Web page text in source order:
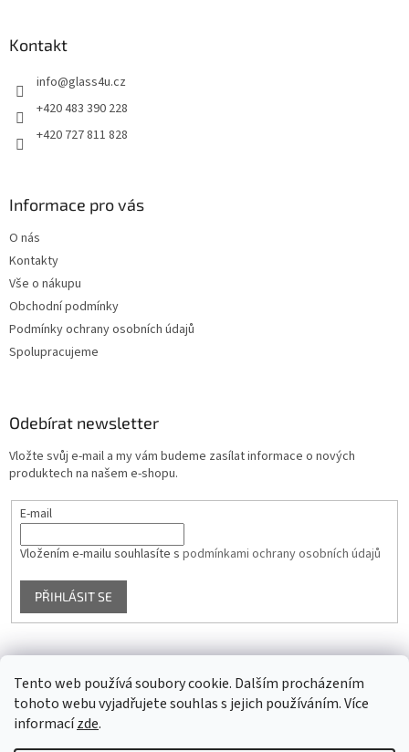
Tento web používá soubory cookie. Dalším procházením
tohoto webu vyjadřujete souhlas s jejich používáním. Více
informacízde.
Kontakt
info@glass4u.cz
+420 483 390 228
+420 727 811 828
Informace pro vás
O nás
Kontakty
Vše o nákupu
Obchodní podmínky
Podmínky ochrany osobních údajů
Spolupracujeme
Odebírat newsletter
Vložte svůj e-mail a my vám budeme zasílat informace o nových
produktech na našem e-shopu.
E-mail
Vložením e-mailu souhlasíte s podmínkami ochrany osobních údajů
PŘIHLÁSIT SE
Facebook